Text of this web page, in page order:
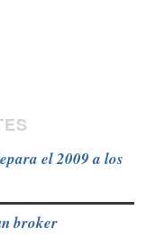
el 2009 a los
broker